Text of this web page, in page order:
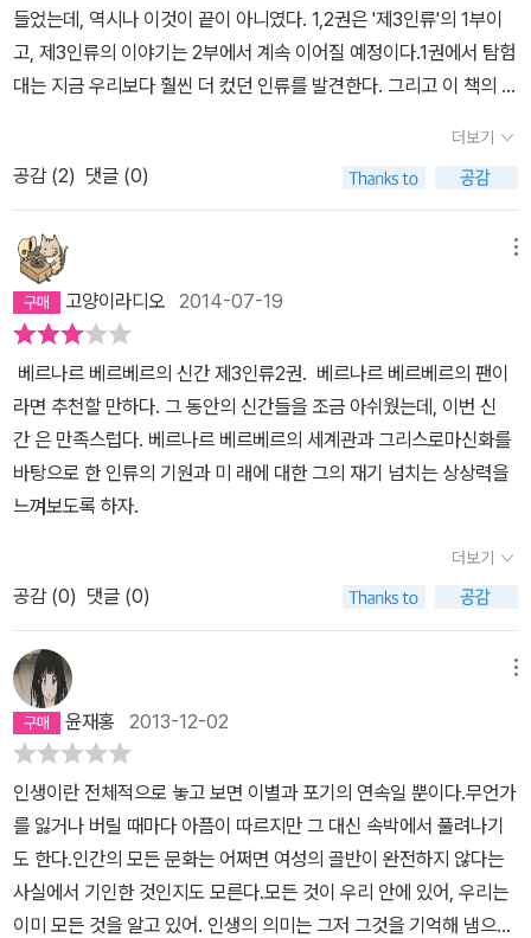
들었는데, 역시나 이것이 끝이 아니였다. 1,2권은 '제3인류'의 1부이
고, 제3인류의 이야기는 2부에서 계속 이어질 예정이다.1권에서 탐험
대는 지금 우리보다 훨씬 더 컸던 인류를 발견한다. 그리고 이 책의 주
낸다. 책을 읽다보면 '정말로 소형화 되는 것이 우리의 미래일까?'라
는 의문이 절로 든다. 베르나르 소설의 마력 중 하나는 분명 이건 소설
이고 사실이 아니라는 것을 암에도 불구하고 자꾸 사실처럼 느껴진다
는 것이다. 어쩌면 정말로 그런 일이 있었을 것 같고, 앞으로 그런 일
이 일어날 것 같이 느껴진다. 이번 '제3인류'도 그러했다. 일곱가지 프
로젝트의 내용을 가만히 듣다보면 '정말 그럴수도 있겠다'는 생각이
들기 시작하면서, 나도 모르게 그 내용에 빠져들어가게 된다. 그만큼
베르나르의 상상력이 치밀하며 그의 필력 또한 그를 받춰주는 것 같
다. 그의 상상력이 사실로 느껴지는 것 자체가 베르나르의 마력인 것
같다.개인적으로 이번 '제3인류'는 베르나르 최고의 소설은 아닌 것
같다. 내 마음속 베르나르 최고의 소설은 '웃음'이다. 하지만 아직 '제3
인류'의 이야기는 끝나지 않았으며, 그 뒷이야기가 굉장히 궁금하다.
더보기
공감 (2) 댓글 (0)
고양이라디오 2014-07-19
베르나르 베르베르의 신간 제3인류2권. 베르나르 베르베르의 팬이
라면 추천할 만하다. 그 동안의 신간들을 조금 아쉬웠는데, 이번 신
간 은 만족스럽다. 베르나르 베르베르의 세계관과 그리스로마신화를
바탕으로 한 인류의 기원과 미 래에 대한 그의 재기 넘치는 상상력을
느껴보도록 하자.
더보기
공감 (0) 댓글 (0)
윤재홍 2013-12-02
인생이란 전체적으로 놓고 보면 이별과 포기의 연속일 뿐이다.무언가
를 잃거나 버릴 때마다 아픔이 따르지만 그 대신 속박에서 풀려나기
도 한다.인간의 모든 문화는 어쩌면 여성의 골반이 완전하지 않다는
사실에서 기인한 것인지도 모른다.모든 것이 우리 안에 있어, 우리는
이미 모든 것을 알고 있어. 인생의 의미는 그저 그것을 기억해 냄으로